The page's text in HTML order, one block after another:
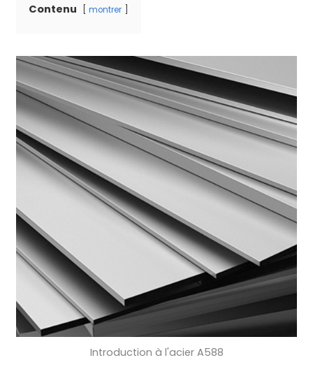
Contenu montrer
Introduction à l'acier A588